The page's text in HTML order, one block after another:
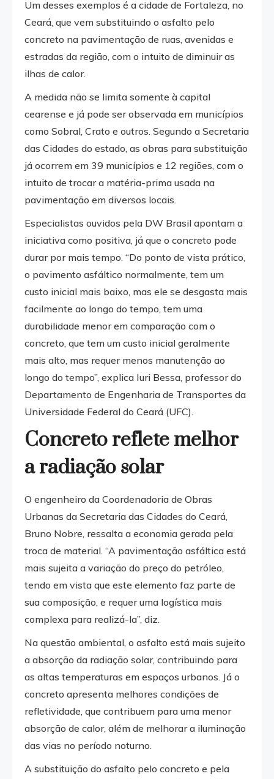
Um desses exemplos é a cidade de Fortaleza, no
Ceará, que vem substituindo o asfalto pelo
concreto na pavimentação de ruas, avenidas e
estradas da região, com o intuito de diminuir as
ilhas de calor.
A medida não se limita somente à capital
cearense e já pode ser observada em municípios
como Sobral, Crato e outros. Segundo a Secretaria
das Cidades do estado, as obras para substituição
já ocorrem em 39 municípios e 12 regiões, com o
intuito de trocar a matéria-prima usada na
pavimentação em diversos locais.
Especialistas ouvidos pela DW Brasil apontam a
iniciativa como positiva, já que o concreto pode
durar por mais tempo. “Do ponto de vista prático,
o pavimento asfáltico normalmente, tem um
custo inicial mais baixo, mas ele se desgasta mais
facilmente ao longo do tempo, tem uma
durabilidade menor em comparação com o
concreto, que tem um custo inicial geralmente
mais alto, mas requer menos manutenção ao
longo do tempo”, explica Iuri Bessa, professor do
Departamento de Engenharia de Transportes da
Universidade Federal do Ceará (UFC).
Concreto reflete melhor
a radiação solar
O engenheiro da Coordenadoria de Obras
Urbanas da Secretaria das Cidades do Ceará,
Bruno Nobre, ressalta a economia gerada pela
troca de material. “A pavimentação asfáltica está
mais sujeita a variação do preço do petróleo,
tendo em vista que este elemento faz parte de
sua composição, e requer uma logística mais
complexa para realizá-la”, diz.
Na questão ambiental, o asfalto está mais sujeito
a absorção da radiação solar, contribuindo para
as altas temperaturas em espaços urbanos. Já o
concreto apresenta melhores condições de
refletividade, que contribuem para uma menor
absorção de calor, além de melhorar a iluminação
das vias no período noturno.
A substituição do asfalto pelo concreto e pela